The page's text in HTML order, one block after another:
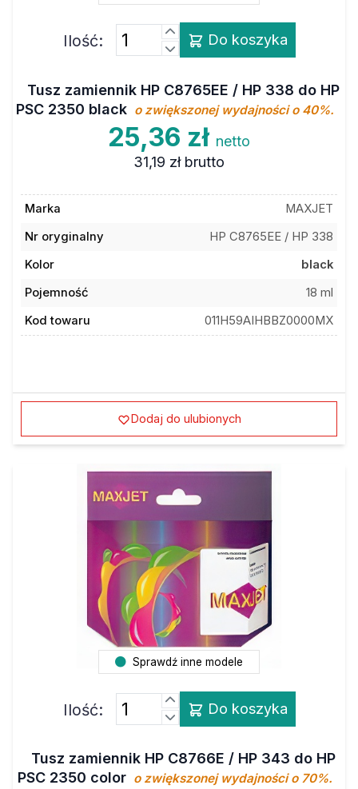
Ilość: Do koszyka
Tusz zamiennik HP C8765EE / HP 338 do HP
PSC 2350 black o zwiększonej wydajności o 40%.
25,36 zł netto
31,19 zł brutto
Marka
MAXJET
Nr oryginalny
HP C8765EE / HP 338
Kolor
black
Pojemność
18 ml
Kod towaru
011H59AIHBBZ0000MX
Dodaj do ulubionych
Sprawdź inne modele
Ilość: Do koszyka
Tusz zamiennik HP C8766E / HP 343 do HP
PSC 2350 color o zwiększonej wydajności o 70%.